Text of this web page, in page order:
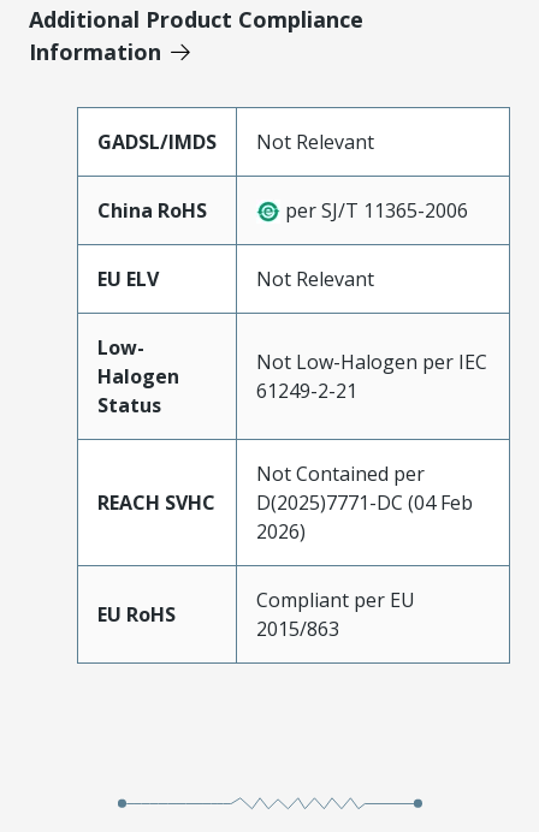
Additional Product Compliance
Information
GADSL/IMDS Not Relevant
China RoHS per SJ/T 11365-2006
EU ELV Not Relevant
Low-
Halogen
Status
Not Low-Halogen per IEC
61249-2-21
REACH SVHC
Not Contained per
D(2025)7771-DC (04 Feb
2026)
EU RoHS
Compliant per EU
2015/863